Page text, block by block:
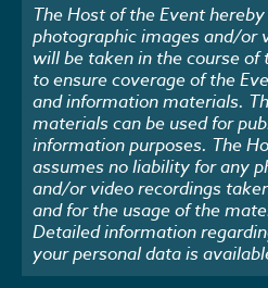
The Host of the Event
photographic images and/or
will be taken in the course of
to ensure coverage of the
and information materials.
materials can be used for
information purposes. The
assumes no liability for any
and/or video recordings
and for the usage of the
Detailed information
your personal data is